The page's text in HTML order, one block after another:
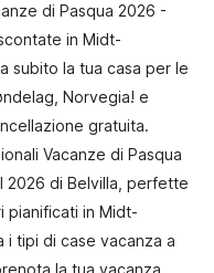
di Pasqua 2026 -
in Midt-
subito la tua casa per le
Norvegia! e
gratuita.
Vacanze di Pasqua
2026 di Belvilla, perfette
pianificati in Midt-
i tipi di case vacanza a
la tua vacanza